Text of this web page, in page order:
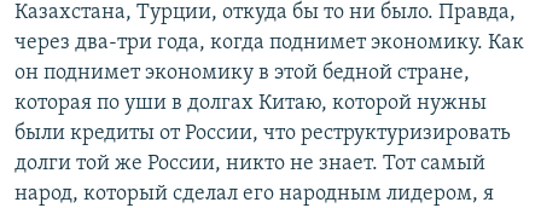
Казахстана, Турции, откуда бы то ни было. Правда,
через два-три года, когда поднимет экономику. Как
он поднимет экономику в этой бедной стране,
которая по уши в долгах Китаю, которой нужны
были кредиты от России, что реструктуризировать
долги той же России, никто не знает. Тот самый
народ, который сделал его народным лидером, я